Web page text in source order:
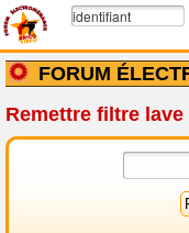
FORUM
Remettre filtre